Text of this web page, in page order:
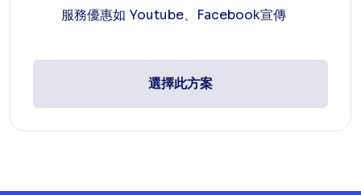
服務優惠如 Youtube、Facebook宣傳
選擇此方案